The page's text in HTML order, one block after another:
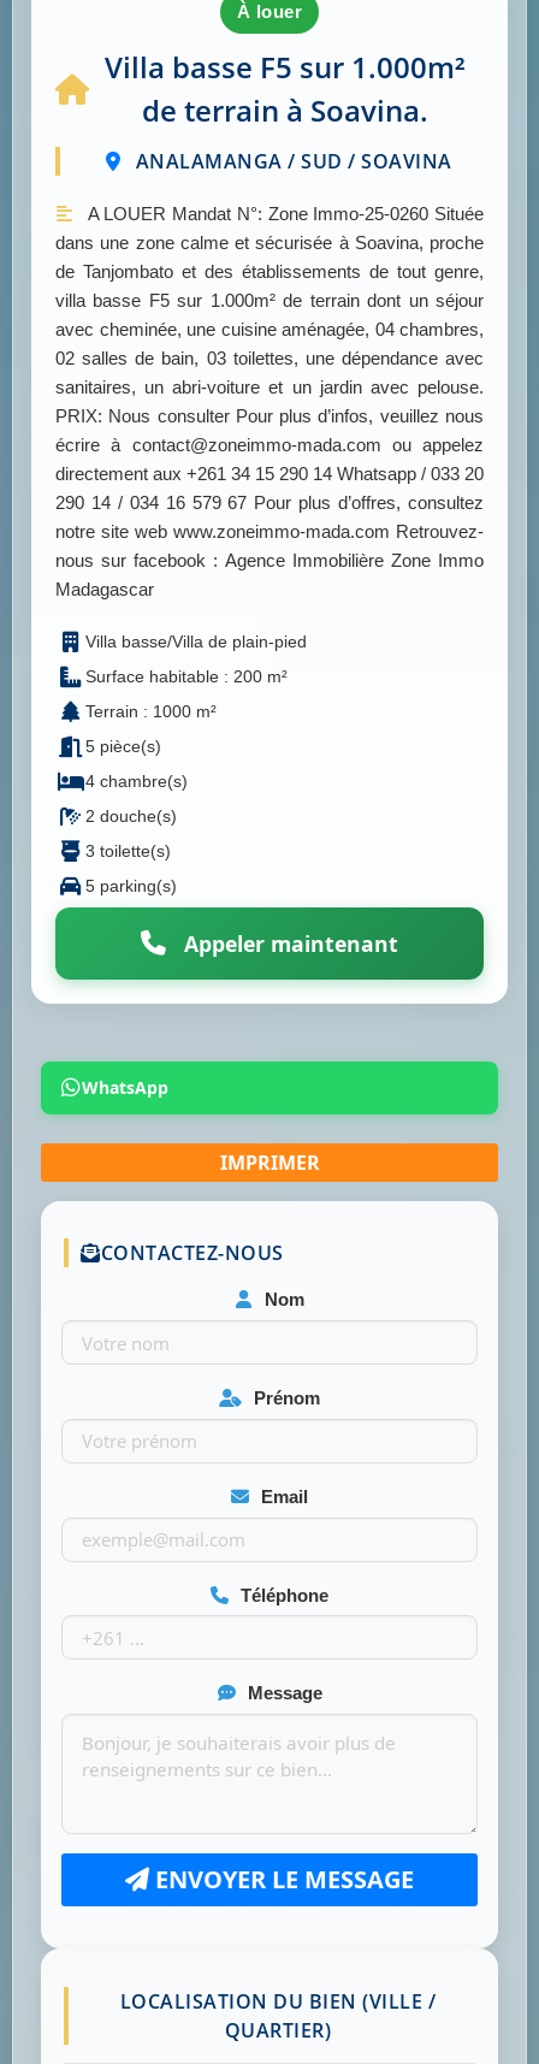
à louer
Villa basse F5 sur 1.000m²
de terrain à Soavina.
ANALAMANGA / SUD / SOAVINA
A LOUER Mandat N°: Zone Immo-25-0260 Située
dans une zone calme et sécurisée à Soavina, proche
de Tanjombato et des établissements de tout genre,
villa basse F5 sur 1.000m² de terrain dont un séjour
avec cheminée, une cuisine aménagée, 04 chambres,
02 salles de bain, 03 toilettes, une dépendance avec
sanitaires, un abri-voiture et un jardin avec pelouse.
PRIX: Nous consulter Pour plus d’infos, veuillez nous
écrire à contact@zoneimmo-mada.com ou appelez
directement aux +261 34 15 290 14 Whatsapp / 033 20
290 14 / 034 16 579 67 Pour plus d’offres, consultez
notre site web www.zoneimmo-mada.com Retrouvez-
nous sur facebook : Agence Immobilière Zone Immo
Madagascar
Villa basse/Villa de plain-pied
Surface habitable : 200 m²
Terrain : 1000 m²
5 pièce(s)
4 chambre(s)
2 douche(s)
3 toilette(s)
5 parking(s)
Appeler maintenant
WhatsApp
CONTACTEZ-NOUS
Nom
Prénom
Email
Téléphone
Message
ENVOYER LE MESSAGE
LOCALISATION DU BIEN (VILLE /
QUARTIER)